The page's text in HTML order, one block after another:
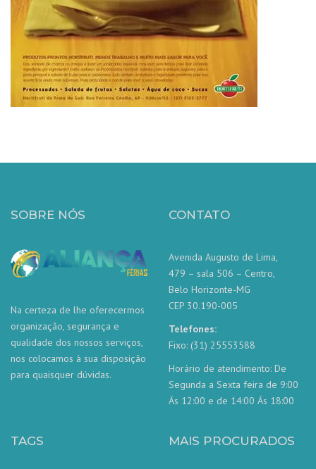
SOBRE NÓS
Na certeza de lhe oferecermos
organização, segurança e
qualidade dos nossos serviços,
nos colocamos à sua disposição
para quaisquer dúvidas.
CONTATO
Avenida Augusto de Lima,
479 – sala 506 – Centro,
Belo Horizonte-MG
CEP 30.190-005
Telefones:
Fixo: (31) 25553588
Horário de atendimento: De
Segunda a Sexta feira de 9:00
Ás 12:00 e de 14:00 Ás 18:00
TAGS MAIS PROCURADOS